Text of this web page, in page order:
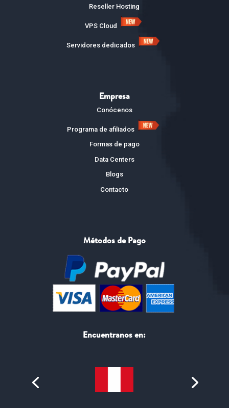
Reseller Hosting
VPS Cloud
Servidores dedicados
Empresa
Conócenos
Programa de afiliados
Formas de pago
Data Centers
Blogs
Contacto
Métodos de Pago
Encuentranos en: